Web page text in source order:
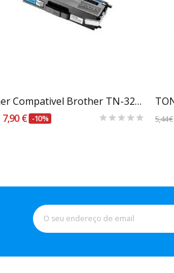
Toner Compativel Brother TN-326C / TN-336C Azul
7,90 € -10% 5,44 €